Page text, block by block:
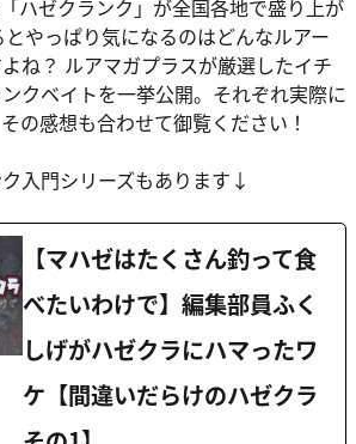
ハゼクランク」が全国各地で盛り上が
やっぱり気になるのはどんなルアー
ね？ ルアマガプラスが厳選したイチ
クベイトを一挙公開。それぞれ実際に
の感想も合わせて御覧ください！
入門シリーズもあります↓
【マハゼはたくさん釣って食
べたいわけで】編集部員ふく
しげがハゼクラにハマったワ
ケ【間違いだらけのハゼクラ